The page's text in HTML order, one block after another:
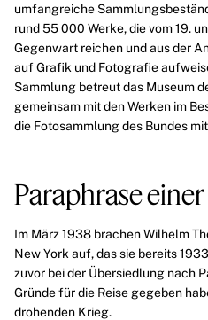
umfangreiche
rund 55 000 Werke, die vom 19.
Gegenwart reichen und aus der
auf Grafik und Fotografie
Sammlung betreut das Museum
gemeinsam mit den Werken im
die Fotosammlung des Bundes
Paraphrase
Im März 1938 brachenWilhelm
New York auf, das sie bereits
zuvor bei der Übersiedlung nach
Gründe für die Reise gegeben
drohenden Krieg.